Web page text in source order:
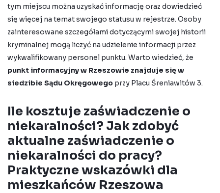
tym miejscu można uzyskaćinformację oraz dowiedzieć
się więcej na temat swojego statusu w rejestrze. Osoby
zainteresowane szczegółami dotyczącymi swojej historii
kryminalnej mogą liczyć na udzielenie informacji przez
wykwalifikowany personel punktu. Warto wiedzieć, że
punkt informacyjny w Rzeszowie znajduje się w
siedzibie Sądu Okręgowego przy Placu Śreniawitów 3.
Ile kosztuje zaświadczenie o
niekaralności? Jak zdobyć
aktualne zaświadczenie o
niekaralności do pracy?
Praktyczne wskazówki dla
mieszkańców Rzeszowa